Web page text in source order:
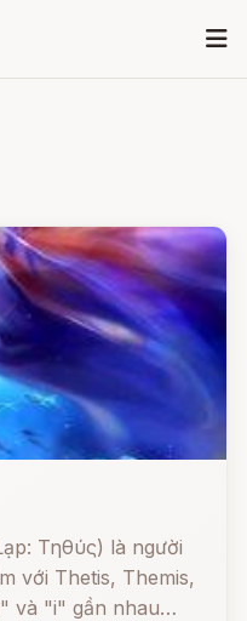
Τηθύς) là người
với Thetis, Themis,
và "i" gần nhau